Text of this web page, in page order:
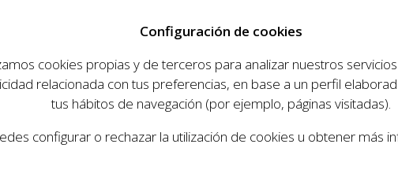
como objetivo dar a
modista, su relevancia
de su legado.
se realizan cursos y
de ocio que
6 7
Configuración de cookies
cookies propias y de terceros para analizar nuestros
relacionada con tus preferencias, en base a un perfil
tus hábitos de navegación (por ejemplo, páginas visitadas).
configurar o rechazar la utilización de cookies u obtener más